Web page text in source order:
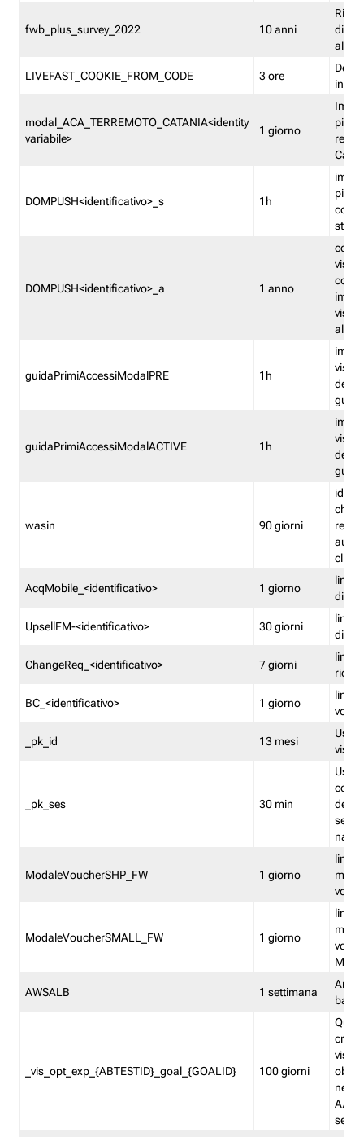
fwb_plus_survey_2022 10 anni
di
LIVEFAST_COOKIE_FROM_CODE 3 ore
in
modal_ACA_TERREMOTO_CATANIA<identity
variabile>
1 giorno
più
DOMPUSH<identificativo>_s 1h
più
DOMPUSH<identificativo>_a 1 anno
guidaPrimiAccessiModalPRE 1h
della
guidaPrimiAccessiModalACTIVE 1h
della
wasin 90 giorni
che
rete
clienti
AcqMobile_<identificativo> 1 giorno
limita
di
UpsellFM-<identificativo> 30 giorni
limita
di
ChangeReq_<identificativo> 7 giorni
limita
BC_<identificativo> 1 giorno
limita
_pk_id 13 mesi
_pk_ses 30 min
ModaleVoucherSHP_FW 1 giorno
ModaleVoucherSMALL_FW 1 giorno
AWSALB 1 settimana
_vis_opt_exp_{ABTESTID}_goal_{GOALID} 100 giorni
nel
A/B.